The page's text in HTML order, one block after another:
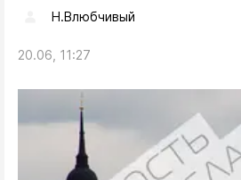
Н.Влюбчивый
20.06, 11:27